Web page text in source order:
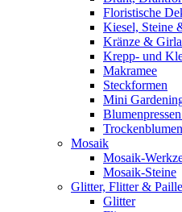
Floristische
Kiesel, Steine
Kränze &
Krepp- und
Makramee
Steckformen
Mini
Trockenblumen
Mosaik
Mosaik-
Mosaik-Steine
Glitter, Flitter &
Glitter